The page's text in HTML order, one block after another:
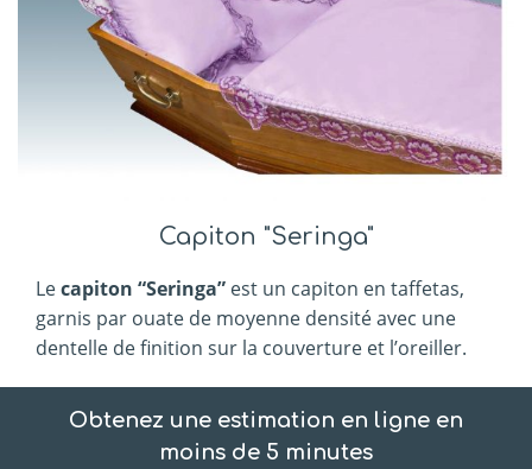
Capiton "Seringa"
Lecapiton “Seringa” est un capiton en taffetas,
garnis par ouate de moyenne densité avec une
dentelle de finition sur la couverture et l’oreiller.
Obtenez une estimation en ligne en
moins de 5 minutes